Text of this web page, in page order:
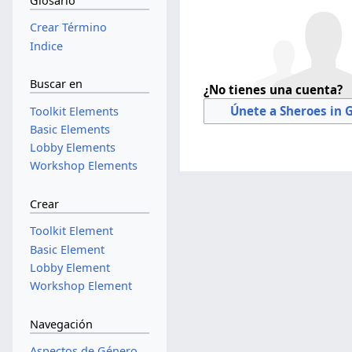
¿No tienes una cuenta?
Únete a Sheroes in
Crear Término
Indice
Buscar en
Toolkit Elements
Basic Elements
Lobby Elements
Workshop Elements
Crear
Toolkit Element
Basic Element
Lobby Element
Workshop Element
Navegación